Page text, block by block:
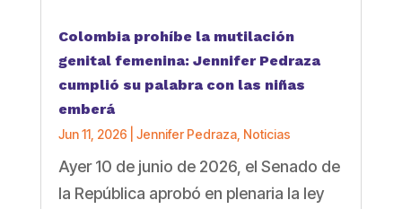
Colombia prohíbe la mutilación
genital femenina: Jennifer Pedraza
cumplió su palabra con las niñas
emberá
Jun 11, 2026 Jennifer Pedraza, Noticias
Ayer 10 de junio de 2026, el Senado de
la República aprobó en plenaria la ley